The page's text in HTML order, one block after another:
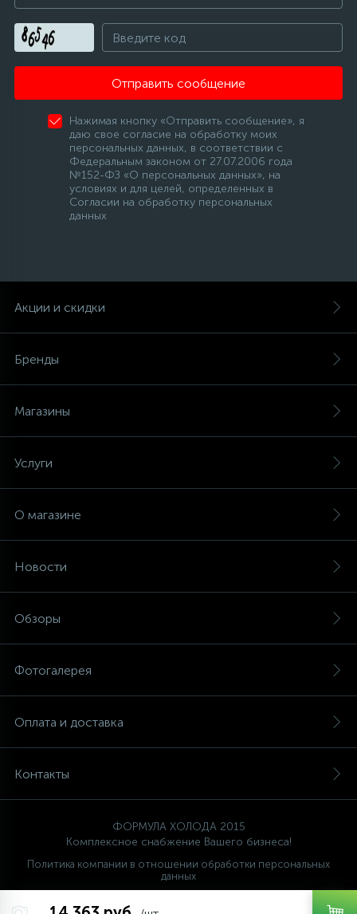
Отправить сообщение
Нажимая кнопку «Отправить сообщение», я
даю свое согласие на обработку моих
персональных данных, в соответствии с
Федеральным законом от 27.07.2006 года
№152-ФЗ «О персональных данных», на
условиях и для целей, определенных в
Согласии на обработку персональных
данных
Акции и скидки
Бренды
Магазины
Услуги
О магазине
Новости
Обзоры
Фотогалерея
Оплата и доставка
Контакты
ФОРМУЛА ХОЛОДА 2015
Комплексное снабжение Вашего бизнеса!
Политика компании в отношении обработки персональных
данных
FORMULA HOLODA